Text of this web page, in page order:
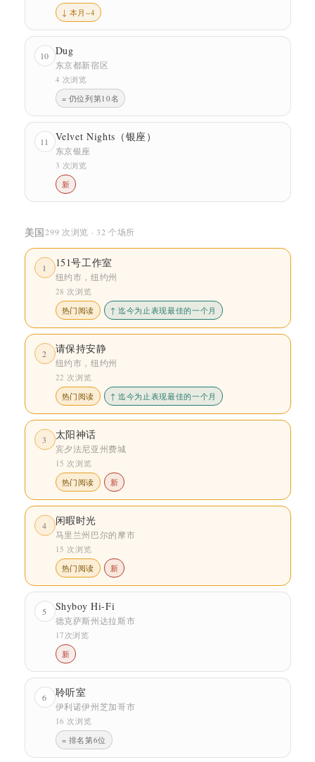
↓ 本月−4
10 Dug
东京都新宿区
4 次浏览
= 仍位列第10名
11 Velvet Nights（银座）
东京银座
3 次浏览
新
美国299 次浏览 · 32 个场所
1 151号工作室
纽约市，纽约州
28 次浏览
热门阅读
↑ 迄今为止表现最佳的一个月
2 请保持安静
纽约市，纽约州
22 次浏览
热门阅读
↑ 迄今为止表现最佳的一个月
3 太阳神话
宾夕法尼亚州费城
15 次浏览
热门阅读
新
4 闲暇时光
马里兰州巴尔的摩市
15 次浏览
热门阅读
新
5 Shyboy Hi-Fi
德克萨斯州达拉斯市
17次浏览
新
6 聆听室
伊利诺伊州芝加哥市
16 次浏览
= 排名第6位